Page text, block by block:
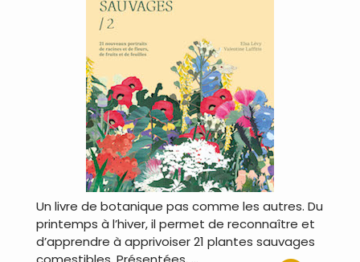
Un livre de botanique pas comme les autres. Du
printemps à l’hiver, il permet de reconnaître et
d’apprendre à apprivoiser 21 plantes sauvages